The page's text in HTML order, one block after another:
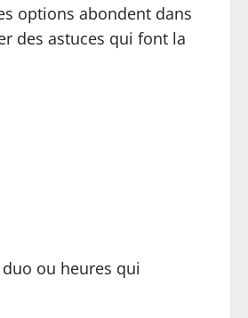
options abondent dans
des astuces qui font la
ou heures qui